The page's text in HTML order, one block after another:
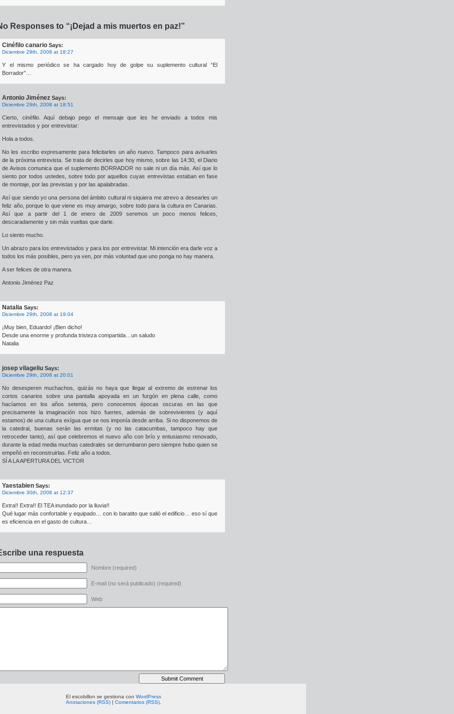
Responses to “¡Dejad a mis muertos en paz!”
Cinéfilo canario Says:
Diciembre 29th, 2008 at 18:27
Y el mismo periódico se ha cargado hoy de golpe su suplemento cultural “El
Borrador”…
Antonio Jiménez Says:
Diciembre 29th, 2008 at 18:51
Cierto, cinéfilo. Aquí debajo pego el mensaje que les he enviado a todos mis
entrevistados y por entrevistar:
Hola a todos.
No les escribo expresamente para felicitarles un año nuevo. Tampoco para avisarles
de la próxima entrevista. Se trata de decirles que hoy mismo, sobre las 14:30, el Diario
de Avisos comunica que el suplemento BORRADOR no sale ni un día más. Así que lo
siento por todos ustedes, sobre todo por aquellos cuyas entrevistas estaban en fase
de montaje, por las previstas y por las apalabradas.
Así que siendo yo una persona del ámbito cultural ni siquiera me atrevo a desearles un
feliz año, porque lo que viene es muy amargo, sobre todo para la cultura en Canarias.
Así que a partir del 1 de enero de 2009 seremos un poco menos felices,
descaradamente y sin más vueltas que darle.
Lo siento mucho.
Un abrazo para los entrevistados y para los por entrevistar. Mi intención era darle voz a
todos los más posibles, pero ya ven, por más voluntad que uno ponga no hay manera.
A ser felices de otra manera.
Antonio Jiménez Paz
Natalia Says:
Diciembre 29th, 2008 at 19:04
¡Muy bien, Eduardo! ¡Bien dicho!
Desde una enorme y profunda tristeza compartida…un saludo
Natalia
josep vilageliu Says:
Diciembre 29th, 2008 at 20:01
No desesperen muchachos, quizás no haya que llegar al extremo de estrenar los
cortos canarios sobre una pantalla apoyada en un furgón en plena calle, como
hacíamos en los años setenta, pero conocemos épocas oscuras en las que
precisamente la imaginación nos hizo fuertes, además de sobrevivientes (y aquí
estamos) de una cultura exígua que se nos imponía desde arriba. Si no disponemos de
la catedral, buenas serán las ermitas (y no las catacumbas, tampoco hay que
retroceder tanto), así que celebremos el nuevo año con brío y entusiasmo renovado,
durante la edad media muchas catedrales se derrumbaron pero siempre hubo quien se
empeñó en reconstruirlas. Feliz año a todos.
SÍ A LA APERTURA DEL VICTOR
Yaestabien Says:
Diciembre 30th, 2008 at 12:37
Extra!! Extra!! El TEA inundado por la lluvia!!
Qué lugar más confortable y equipado… con lo baratito que salió el edificio… eso sí que
es eficiencia en el gasto de cultura…
una respuesta
Nombre (required)
E-mail (no será publicado) (required)
Web
El escobillon se gestiona con WordPress
Anotaciones (RSS) | Comentarios (RSS)